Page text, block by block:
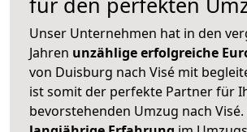
Unser Unternehmen hat in den
Jahren unzählige erfolgreiche
von Duisburg nach Visé mit
ist somit der perfekte Partner für
bevorstehenden Umzug nach